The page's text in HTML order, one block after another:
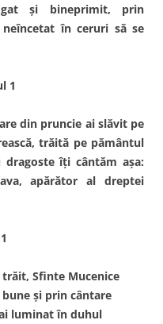
și bineprimit, prin
în ceruri să se
1
din pruncie ai slăvit pe
trăită pe pământul
îți cântăm așa:
apărător al dreptei
Sfinte Mucenice
și prin cântare
luminat în duhul